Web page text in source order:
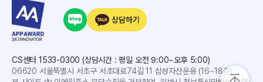
상담하기
CS센터 1533-0300 (상담시간 : 평일 오전 9:00~오후 5:00)
06620 서울특별시 서초구 서초대로74길 11 삼성자산운용 (16~18층)